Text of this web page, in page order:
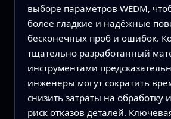
выборе параметров WEDM,
более гладкие и надёжные
бесконечных проб и ошибок.
тщательно разработанный
инструментами
инженеры могут сократить
снизить затраты на обработку
риск отказов деталей.